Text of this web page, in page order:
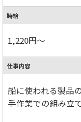
時給
1,220円～
仕事内容
船に使われる製品
手作業での組み立